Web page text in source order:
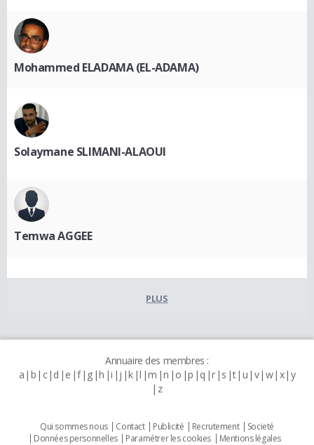
Mohammed ELADAMA (EL-ADAMA)
Solaymane SLIMANI-ALAOUI
Temwa AGGEE
PLUS
Annuaire des membres :
a b c d e f g h i j k l m n o p q r s t u v w x y
z
Qui sommes nous Contact Publicité Recrutement
Societé
Données personnelles
Paramétrer les cookies
Mentions légales